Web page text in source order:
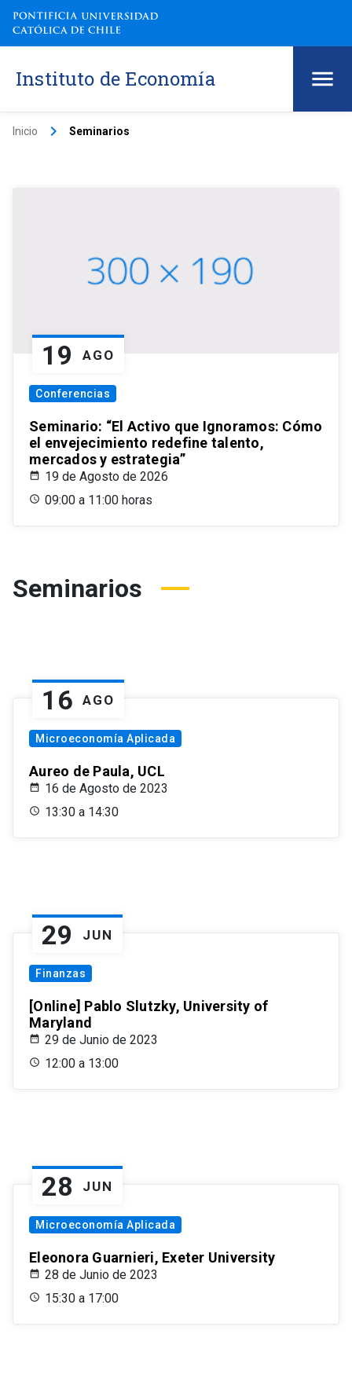
Instituto de Economía
Inicio keyboard_arrow_right Seminarios
19 AGO
Conferencias
Seminario: “El Activo que Ignoramos: Cómo
el envejecimiento redefine talento,
mercados y estrategia”
19 de Agosto de 2026
09:00 a 11:00 horas
Seminarios
16 AGO
Microeconomía Aplicada
Aureo de Paula, UCL
16 de Agosto de 2023
13:30 a 14:30
29 JUN
Finanzas
[Online] Pablo Slutzky, University of
Maryland
29 de Junio de 2023
12:00 a 13:00
28 JUN
Microeconomía Aplicada
Eleonora Guarnieri, Exeter University
28 de Junio de 2023
15:30 a 17:00